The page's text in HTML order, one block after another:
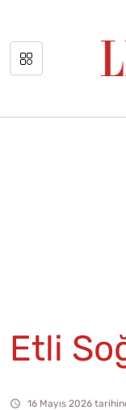
Etli
16 Mayıs 2026